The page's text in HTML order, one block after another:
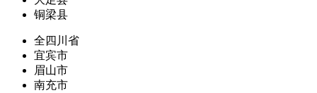
铜梁县
全四川省
宜宾市
眉山市
南充市